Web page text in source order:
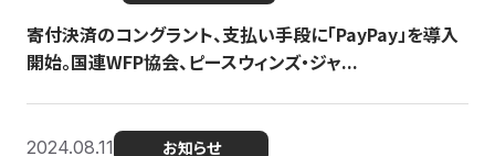
寄付決済のコングラント、支払い手段に「PayPay」を導入
開始。国連WFP協会、ピースウィンズ・ジャ...
2024.08.11 お知らせ